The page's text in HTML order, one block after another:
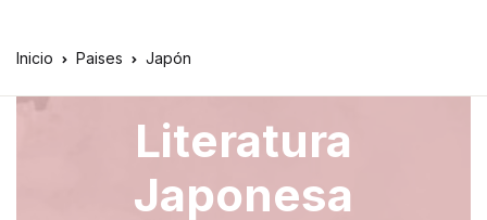
Inicio Paises Japón
Literatura
Japonesa